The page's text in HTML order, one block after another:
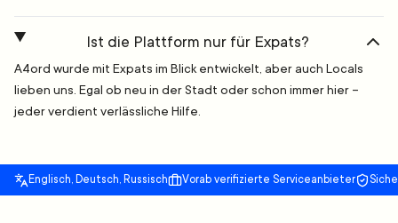
Ist die Plattform nur für Expats?
A4ord wurde mit Expats im Blick entwickelt, aber auch Locals
lieben uns. Egal ob neu in der Stadt oder schon immer hier –
jeder verdient verlässliche Hilfe.
Englisch, Deutsch, Russisch Vorab verifizierte Serviceanbieter